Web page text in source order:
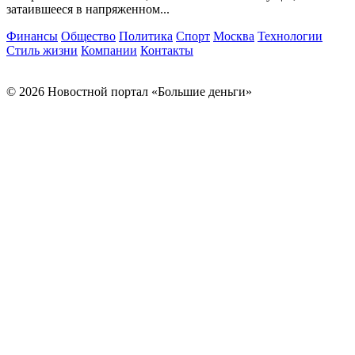
затаившееся в напряженном...
Финансы Общество Политика Спорт Москва Технологии
Стиль жизни Компании Контакты
© 2026 Новостной портал «Большие деньги»